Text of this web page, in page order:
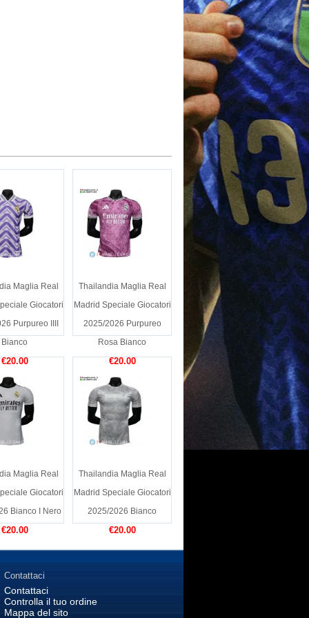
Maglia Real
Giocatori
Purpureo IIII
Bianco
€20.00
Thailandia Maglia Real
Madrid Speciale Giocatori
2025/2026 Purpureo
Rosa Bianco
€20.00
Maglia Real
Giocatori
Bianco I Nero
€20.00
Thailandia Maglia Real
Madrid Speciale Giocatori
2025/2026 Bianco
€20.00
Contattaci
Contattaci
Controlla il tuo ordine
Mappa del sito